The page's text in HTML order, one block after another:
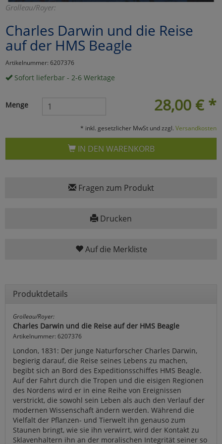
Grolleau/Royer:
Charles Darwin und die Reise
auf der HMS Beagle
Artikelnummer: 6207376
Sofort lieferbar - 2-6 Werktage
28,00 € *
Menge
* inkl. gesetzlicher MwSt und zzgl. Versandkosten
IN DEN WARENKORB
Fragen zum Produkt
Drucken
Auf die Merkliste
Produktdetails
Grolleau/Royer:
Charles Darwin und die Reise auf der HMS Beagle
Artikelnummer: 6207376
London, 1831: Der junge Naturforscher Charles Darwin,
begierig darauf, die Reise seines Lebens zu machen,
begibt sich an Bord des Expeditionsschiffes HMS Beagle.
Auf der Fahrt durch die Tropen und die eisigen Regionen
des Nordens wird er in eine Reihe von Ereignissen
verstrickt, die sowohl sein Leben als auch den Verlauf der
modernen Wissenschaft ändern werden. Während die
Vielfalt der Pflanzen- und Tierwelt ihn genauso zum
Staunen bringt, wie sie ihn verwirrt, wird der Kontakt zu
Sklavenhaltern ihn an der moralischen Integrität seiner so
Marketing
Umfragetools
Cookies
Alle Akzeptieren
Einstellungen speichern
zurückzu Haupptseite